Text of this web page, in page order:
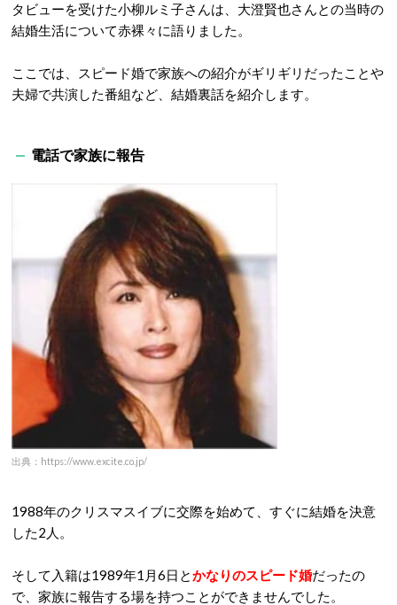
タビューを受けた小柳ルミ子さんは、大澄賢也さんとの当時の
結婚生活について赤裸々に語りました。
ここでは、スピード婚で家族への紹介がギリギリだったことや
夫婦で共演した番組など、結婚裏話を紹介します。
電話で家族に報告
出典：https://www.excite.co.jp/
1988年のクリスマスイブに交際を始めて、すぐに結婚を決意
した2人。
そして入籍は1989年1月6日とかなりのスピード婚だったの
で、家族に報告する場を持つことができませんでした。